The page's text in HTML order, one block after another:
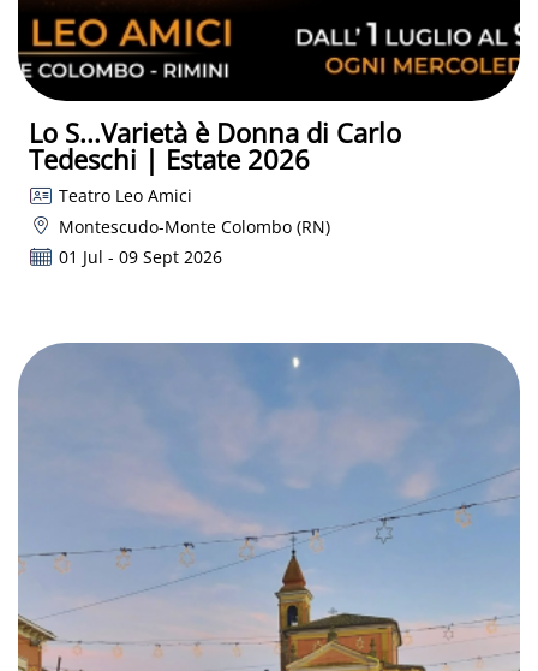
Lo S...Varietà è Donna di Carlo
Tedeschi | Estate 2026
Teatro Leo Amici
Montescudo-Monte Colombo (RN)
01 Jul - 09 Sept 2026